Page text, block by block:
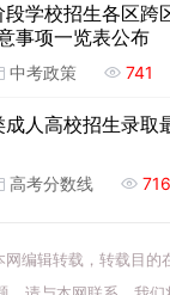
学校招生各区跨
事项一览表公布
中考政策 741
人高校招生录取
高考分数线 716
编辑转载，转载目的